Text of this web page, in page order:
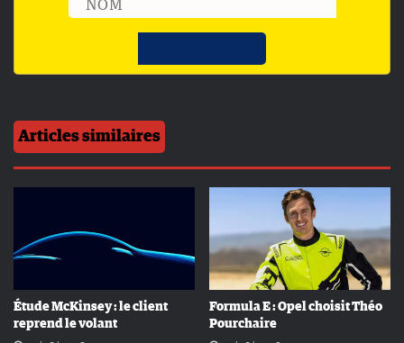
Articles similaires
Étude McKinsey : le client
reprend le volant
Formula E : Opel choisit Théo
Pourchaire